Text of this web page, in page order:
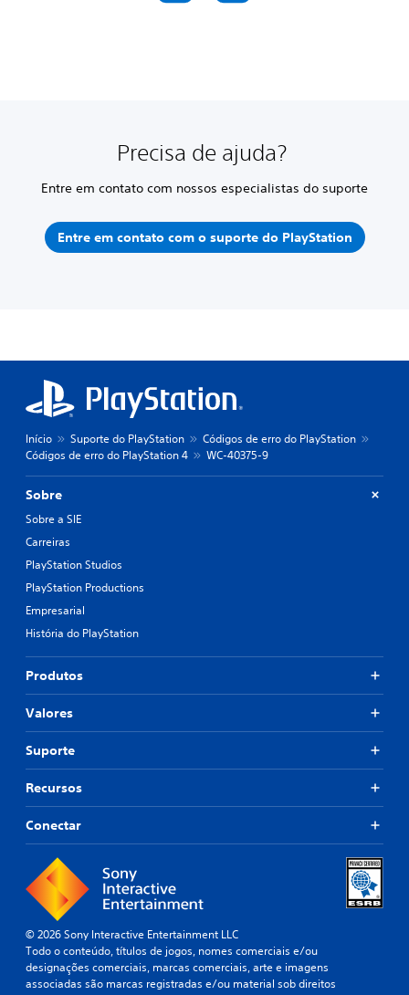
Precisa de ajuda?
Entre em contato com nossos especialistas do suporte
Entre em contato com o suporte do PlayStation
Início Suporte do PlayStation
Códigos de erro do PlayStation
Códigos de erro do PlayStation 4
WC-40375-9
Sobre
Sobre a SIE
Carreiras
PlayStation Studios
PlayStation Productions
Empresarial
História do PlayStation
Produtos
Valores
Suporte
Recursos
Conectar
© 2026 Sony Interactive Entertainment LLC
Todo o conteúdo, títulos de jogos, nomes comerciais e/ou
designações comerciais, marcas comerciais, arte e imagens
associadas são marcas registradas e/ou material sob direitos